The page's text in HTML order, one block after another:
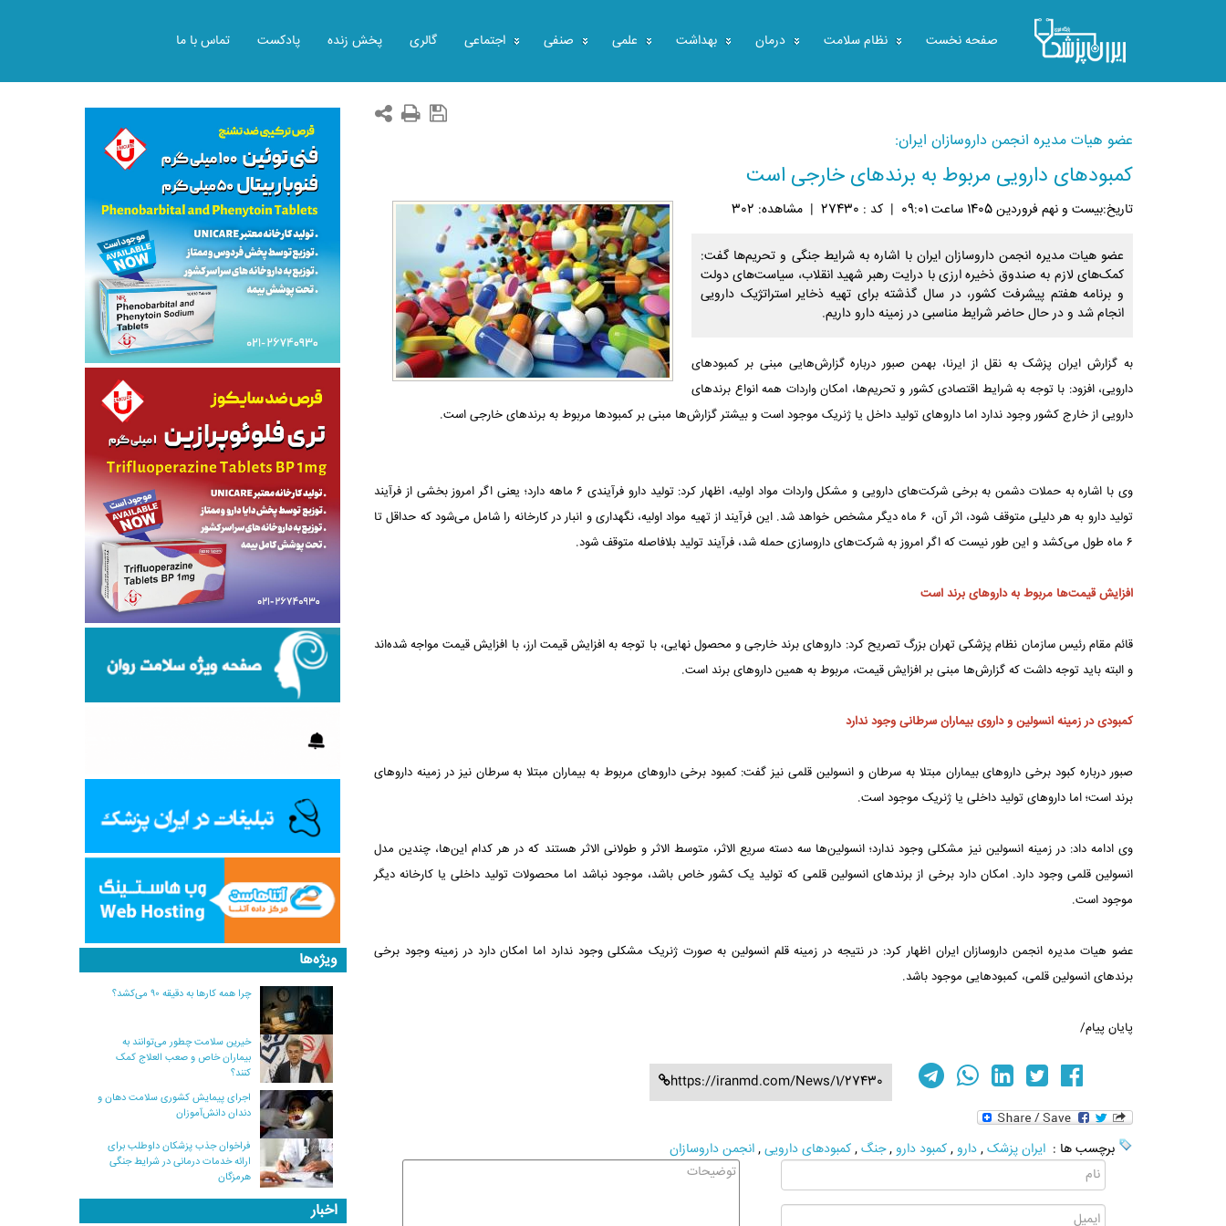
صفحه نخست نظام سلامت درمان بهداشت علمی صنفی اجتماعی گالری پخش زنده پادکست تماس با ما
عضو هیات مدیره انجمن داروسازان ایران:
کمبودهای دارویی مربوط به برندهای خارجی است
تاريخ:بيست و نهم فروردين 1405 ساعت 09:01 | کد : 27430 | مشاهده: 302
عضو هیات مدیره انجمن داروسازان ایران با اشاره به شرایط جنگی و تحریم‌ها گفت:
کمک‌های لازم به صندوق ذخیره ارزی با درایت رهبر شهید انقلاب، سیاست‌های دولت
و برنامه هفتم پیشرفت کشور، در سال گذشته برای تهیه ذخایر استراتژیک دارویی
انجام شد و در حال حاضر شرایط مناسبی در زمینه دارو داریم.
به گزارش ایران پزشک به نقل از ایرنا، بهمن صبور درباره گزارش‌هایی مبنی بر کمبودهای
دارویی، افزود: با توجه به شرایط اقتصادی کشور و تحریم‌ها، امکان واردات همه انواع برندهای
دارویی از خارج کشور وجود ندارد اما داروهای تولید داخل یا ژنریک موجود است و بیشتر گزارش‌ها مبنی بر کمبودها مربوط به برندهای خارجی است.
وی با اشاره به حملات دشمن به برخی شرکت‌های دارویی و مشکل واردات مواد اولیه، اظهار کرد: تولید دارو فرآیندی ۶ ماهه دارد؛ یعنی اگر امروز بخشی از فرآیند
تولید دارو به هر دلیلی متوقف شود، اثر آن، ۶ ماه دیگر مشخص خواهد شد. این فرآیند از تهیه مواد اولیه، نگهداری و انبار در کارخانه را شامل می‌شود که حداقل تا
۶ ماه طول می‌کشد و این طور نیست که اگر امروز به شرکت‌های داروسازی حمله شد، فرآیند تولید بلافاصله متوقف شود.
افزایش قیمت‌ها مربوط به داروهای برند است
قائم مقام رئیس سازمان نظام پزشکی تهران بزرگ تصریح کرد: داروهای برند خارجی و محصول نهایی، با توجه به افزایش قیمت ارز، با افزایش قیمت مواجه شده‌اند
و البته باید توجه داشت که گزارش‌ها مبنی بر افزایش قیمت، مربوط به همین داروهای برند است.
کمبودی در زمینه انسولین و داروی بیماران سرطانی وجود ندارد
صبور درباره کبود برخی داروهای بیماران مبتلا به سرطان و انسولین قلمی نیز گفت: کمبود برخی داروهای مربوط به بیماران مبتلا به سرطان نیز در زمینه داروهای
برند است؛ اما داروهای تولید داخلی یا ژنریک موجود است.
وی ادامه داد: در زمینه انسولین نیز مشکلی وجود ندارد؛ انسولین‌ها سه دسته سریع الاثر، متوسط الاثر و طولانی الاثر هستند که در هر کدام این‌ها، چندین مدل
انسولین قلمی وجود دارد. امکان دارد برخی از برندهای انسولین قلمی که تولید یک کشور خاص باشد، موجود نباشد اما محصولات تولید داخلی یا کارخانه دیگر
موجود است.
عضو هیات مدیره انجمن داروسازان ایران اظهار کرد: در نتیجه در زمینه قلم انسولین به صورت ژنریک مشکلی وجود ندارد اما امکان دارد در زمینه وجود برخی
برندهای انسولین قلمی، کمبودهایی موجود باشد.
پایان پیام/
https://iranmd.com/News/1/27430
برچسب ها : ایران پزشک,دارو ,کمبود دارو ,جنگ,کمبودهای دارویی,انجمن داروسازان
ویژه‌ها
چرا همه کارها به دقیقه ۹۰ می‌کشد؟
خیرین سلامت چطور می‌توانند به
بیماران خاص و صعب العلاج کمک
کنند؟
اجرای پیمایش کشوری سلامت دهان و
دندان دانش‌آموزان
فراخوان جذب پزشکان داوطلب برای
ارائه خدمات درمانی در شرایط جنگی
هرمزگان
اخبار